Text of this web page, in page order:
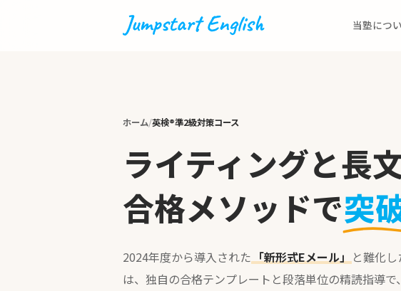
当塾につ
ホーム 英検®準2級対策コース
ライティングと長文
合格メソッドで突
2024年度から導入された 「新形式Eメール」 と難化
は、独自の合格テンプレートと段落単位の精読指導で